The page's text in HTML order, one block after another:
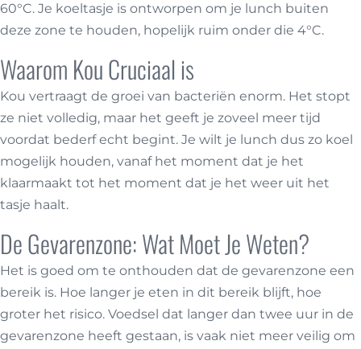
60°C. Je koeltasje is ontworpen om je lunch buiten
deze zone te houden, hopelijk ruim onder die 4°C.
Waarom Kou Cruciaal is
Kou vertraagt de groei van bacteriën enorm. Het stopt
ze niet volledig, maar het geeft je zoveel meer tijd
voordat bederf echt begint. Je wilt je lunch dus zo koel
mogelijk houden, vanaf het moment dat je het
klaarmaakt tot het moment dat je het weer uit het
tasje haalt.
De Gevarenzone: Wat Moet Je Weten?
Het is goed om te onthouden dat de gevarenzone een
bereik is. Hoe langer je eten in dit bereik blijft, hoe
groter het risico. Voedsel dat langer dan twee uur in de
gevarenzone heeft gestaan, is vaak niet meer veilig om